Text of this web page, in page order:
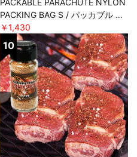
PACKABLE PARACHUTE NYLON
PACKING BAG S / パッカブル パ
ラシュートナイロンパッキングバ
ッグ エス POST GENERAL
￥1,430